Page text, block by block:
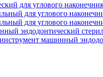
для углового
для углового
для углового
эндодонтический
машинный